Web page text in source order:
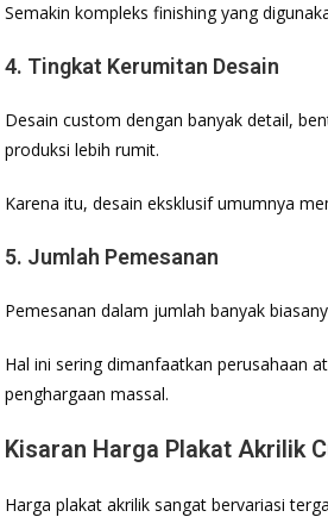
Semakin kompleks finishing yang
4. Tingkat Kerumitan Desain
Desain custom dengan banyak detail,
produksi lebih rumit.
Karena itu, desain eksklusif umumnya
5. Jumlah Pemesanan
Pemesanan dalam jumlah banyak
Hal ini sering dimanfaatkan perusahaan
penghargaan massal.
Kisaran Harga Plakat Akrilik
Harga plakat akrilik sangat bervariasi